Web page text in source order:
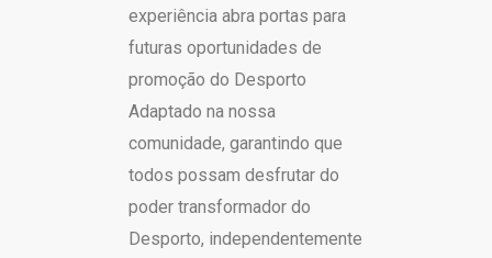
experiência abra portas para
futuras oportunidades de
promoção do Desporto
Adaptado na nossa
comunidade, garantindo que
todos possam desfrutar do
poder transformador do
Desporto, independentemente